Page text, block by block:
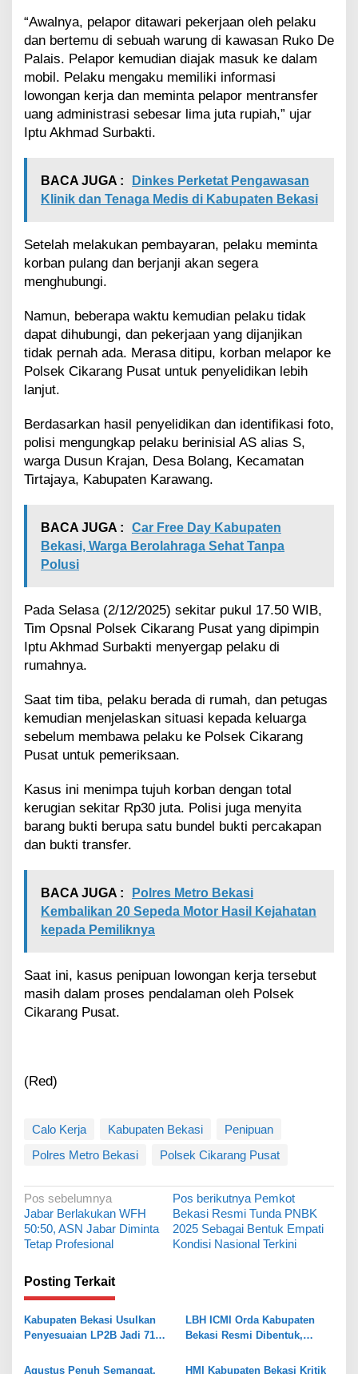
o
r
b
n
H
i
n
a
u
a
n
p
a
h
“Awalnya, pelapor ditawari pekerjaan oleh pelaku
dan bertemu di sebuah warung di kawasan Ruko De
Palais. Pelapor kemudian diajak masuk ke dalam
mobil. Pelaku mengaku memiliki informasi
lowongan kerja dan meminta pelapor mentransfer
uang administrasi sebesar lima juta rupiah,” ujar
Iptu Akhmad Surbakti.
BACA JUGA :
Dinkes Perketat Pengawasan
Klinik dan Tenaga Medis di Kabupaten Bekasi
Setelah melakukan pembayaran, pelaku meminta
korban pulang dan berjanji akan segera
menghubungi.
Namun, beberapa waktu kemudian pelaku tidak
dapat dihubungi, dan pekerjaan yang dijanjikan
tidak pernah ada. Merasa ditipu, korban melapor ke
Polsek Cikarang Pusat untuk penyelidikan lebih
lanjut.
Berdasarkan hasil penyelidikan dan identifikasi foto,
polisi mengungkap pelaku berinisial AS alias S,
warga Dusun Krajan, Desa Bolang, Kecamatan
Tirtajaya, Kabupaten Karawang.
BACA JUGA :
Car Free Day Kabupaten
Bekasi, Warga Berolahraga Sehat Tanpa
Polusi
Pada Selasa (2/12/2025) sekitar pukul 17.50 WIB,
Tim Opsnal Polsek Cikarang Pusat yang dipimpin
Iptu Akhmad Surbakti menyergap pelaku di
rumahnya.
Saat tim tiba, pelaku berada di rumah, dan petugas
kemudian menjelaskan situasi kepada keluarga
sebelum membawa pelaku ke Polsek Cikarang
Pusat untuk pemeriksaan.
Kasus ini menimpa tujuh korban dengan total
kerugian sekitar Rp30 juta. Polisi juga menyita
barang bukti berupa satu bundel bukti percakapan
dan bukti transfer.
BACA JUGA :
Polres Metro Bekasi
Kembalikan 20 Sepeda Motor Hasil Kejahatan
kepada Pemiliknya
Saat ini, kasus penipuan lowongan kerja tersebut
masih dalam proses pendalaman oleh Polsek
Cikarang Pusat.
(Red)
Calo Kerja Kabupaten Bekasi
Penipuan
Polres Metro Bekasi
Polsek Cikarang Pusat
N
a
v
g
a
s
Pos sebelumnya
Jabar Berlakukan WFH
50:50, ASN Jabar Diminta
Tetap Profesional
Pos berikutnya Pemkot
Bekasi Resmi Tunda PNBK
2025 Sebagai Bentuk Empati
Kondisi Nasional Terkini
Posting Terkait
Kabupaten Bekasi Usulkan
Penyesuaian LP2B Jadi 71
Industri dan Pertanian
LBH ICMI Orda Kabupaten
Bekasi Resmi Dibentuk,
Pendampingan Hukum
Agustus Penuh Semangat, HMI Kabupaten Bekasi Kritik